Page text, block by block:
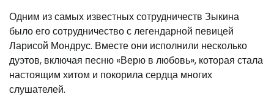
Одним из самых известных сотрудничеств Зыкина
было его сотрудничество с легендарной певицей
Ларисой Мондрус. Вместе они исполнили несколько
дуэтов, включая песню «Верю в любовь», которая стала
настоящим хитом и покорила сердца многих
слушателей.